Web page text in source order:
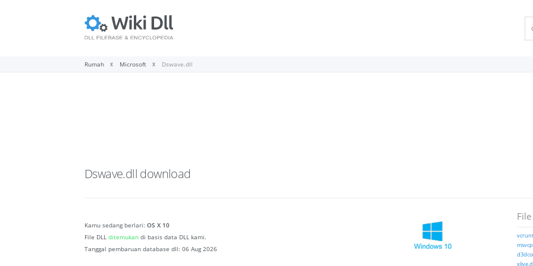
Rumah Microsoft Dswave.dll
Dswave.dll download
Kamu sedang berlari: OS X 10
File DLL ditemukan di basis data DLL kami.
Tanggal pembaruan database dll: 06 Aug 2026